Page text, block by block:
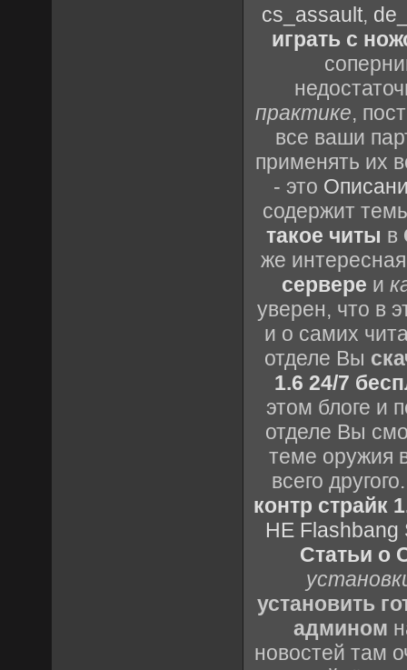
cs_assault,
играть с
практике,
все ваши
применять их
- это
содержит
такое читы в
же
сервере и
уверен, что в
и о самих
отделе Вы
1.6 24/7
этом блоге и
отделе Вы
теме оружия
всего
контр страйк
HE Flashbang
Статьи о
установить
админом
новостей там